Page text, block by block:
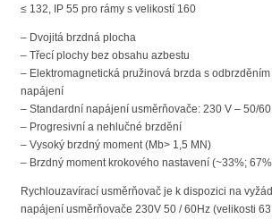
≤ 132, IP 55 pro rámy s velikostí 160
– Dvojitá brzdná plocha
– Třecí plochy bez obsahu azbestu
– Elektromagnetická pružinová brzda s
napájení
– Standardní napájení usměrňovače: 230 V – 50/
– Progresivní a nehlučné brzdění
– Vysoký brzdný moment (Mb> 1,5 MN)
– Brzdný moment krokového nastavení (~33%;
Rychlouzavírací usměrňovač je k dispozici na
napájení usměrňovače 230V 50 / 60Hz (velikosti